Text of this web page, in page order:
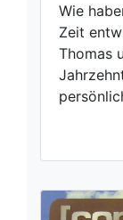
Wie
Zeit
Thomas